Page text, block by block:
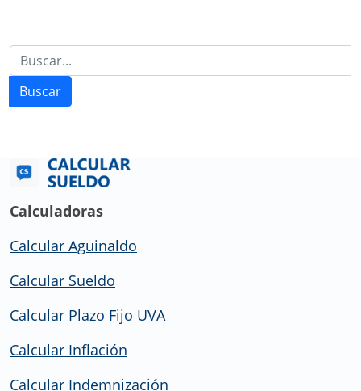
Buscar
Calculadoras
Calcular Aguinaldo
Calcular Sueldo
Calcular Plazo Fijo UVA
Calcular Inflación
Calcular Indemnización